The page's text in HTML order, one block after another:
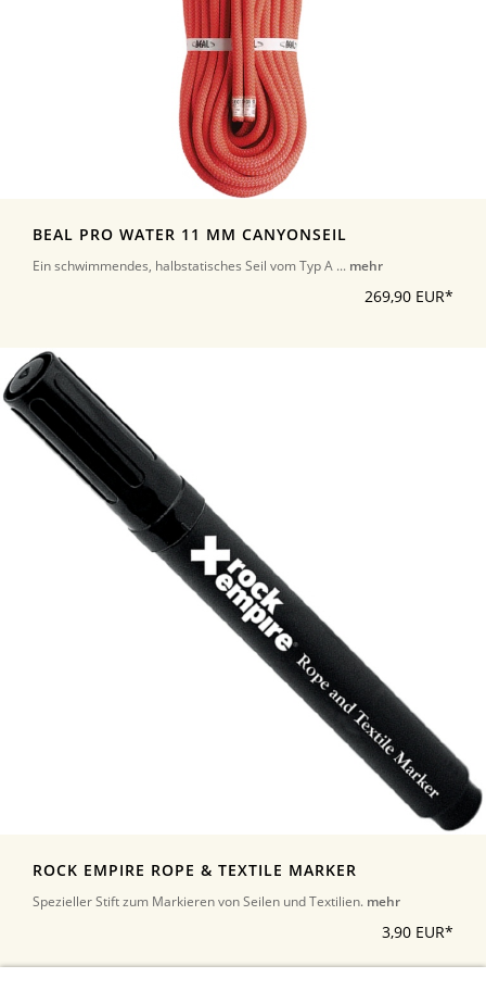
BEAL PRO WATER 11 MM CANYONSEIL
Ein schwimmendes, halbstatisches Seil vom Typ A ... mehr
269,90 EUR*
ROCK EMPIRE ROPE & TEXTILE MARKER
Spezieller Stift zum Markieren von Seilen und Textilien. mehr
3,90 EUR*